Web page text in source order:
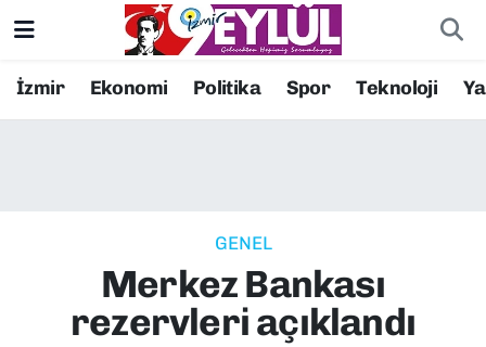
İzmir Ekonomi Politika Spor Teknoloji
GENEL
Merkez Bankası
rezervleri açıklandı
Resmi İlanlar
EKONOMİ
Konak Nöbetçi Eczaneler
Süper Lig Puan Durumu ve Fikstür
Tüm Manşetler